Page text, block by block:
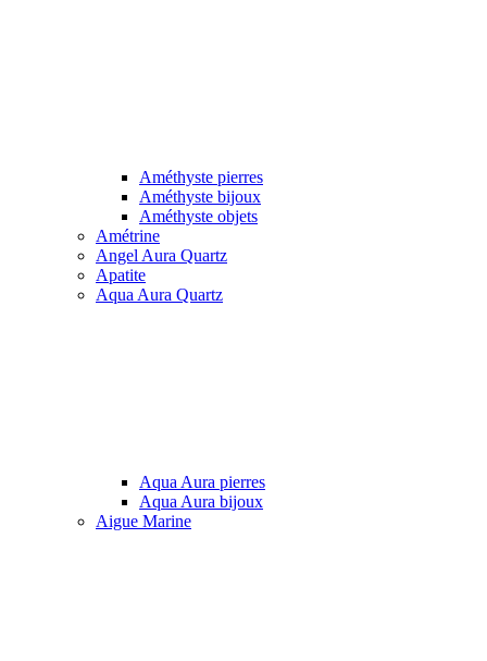
Améthyste pierres
Améthyste bijoux
Améthyste objets
Amétrine
Angel Aura Quartz
Apatite
Aqua Aura Quartz
Aqua Aura pierres
Aqua Aura bijoux
Aigue Marine